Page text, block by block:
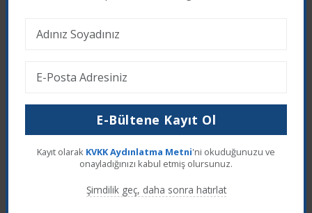
Sağlık ve Mutlulukla Kalın...
Sayfada yer alan yazılar sadece bilgilendirme amaçlıdır,
tanı ve tedavi için mutlaka doktorunuza başvurunuz.
İlgili Haberleri
çerezler kullanıyoruz. Üçüncü taraf çerezleri kabul
Reddet Kabul Et
E-Bültene Kayıt Ol
Kayıt olarak KVKK Aydınlatma Metni'ni okuduğunuzu ve
onayladığınızı kabul etmiş olursunuz.
Şimdilik geç, daha sonra hatırlat